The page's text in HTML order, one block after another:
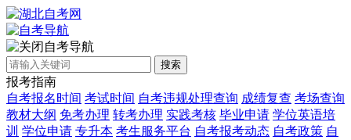
自考导航
搜索
报考指南
自考报名时间 考试时间 自考违规处理查询 成绩复查 考场查询
教材大纲 免考办理 转考办理 实践考核 毕业申请 学位英语培
训 学位申请 专升本 考生服务平台 自考报考动态 自考政策 自